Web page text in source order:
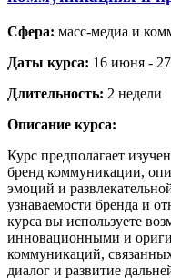
Сфера: масс-медиа и
Даты курса: 16 июня -
Длительность: 2 недели
Описание курса:
Курс предполагает
бренд коммуникации,
эмоций и
узнаваемости бренда и
курса вы используете
инновационными и
коммуникаций,
диалог и развитие